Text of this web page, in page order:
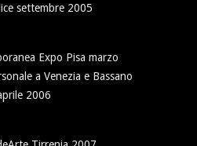
settembre 2005
Expo Pisa marzo
a Venezia e Bassano
2006